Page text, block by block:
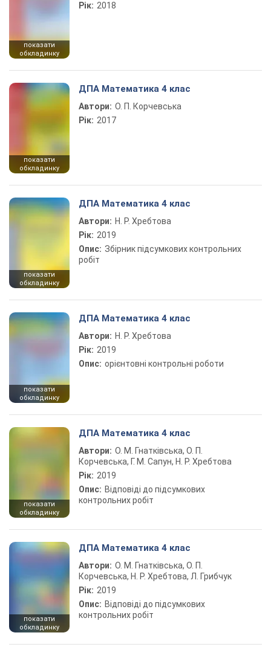
показати
обкладинку
Рік: 2018
показати
обкладинку
ДПА Математика 4 клас
Автори: О. П. Корчевська
Рік: 2017
показати
обкладинку
ДПА Математика 4 клас
Автори: Н. Р. Хребтова
Рік: 2019
Опис: Збірник підсумкових контрольних
робіт
показати
обкладинку
ДПА Математика 4 клас
Автори: Н. Р. Хребтова
Рік: 2019
Опис: орієнтовні контрольні роботи
показати
обкладинку
ДПА Математика 4 клас
Автори: О. М. Гнатківська, О. П.
Корчевська, Г. М. Сапун, Н. Р. Хребтова
Рік: 2019
Опис: Відповіді до підсумкових
контрольних робіт
показати
обкладинку
ДПА Математика 4 клас
Автори: О. М. Гнатківська, О. П.
Корчевська, Н. Р. Хребтова, Л. Грибчук
Рік: 2019
Опис: Відповіді до підсумкових
контрольних робіт